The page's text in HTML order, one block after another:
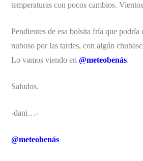
temperaturas con pocos cambios.
Pendientes de esa bolsita fría que
nuboso por las tardes, con algún
Lo vamos viendo en@meteobenás.
Saludos.
-dani…-
@meteobenás